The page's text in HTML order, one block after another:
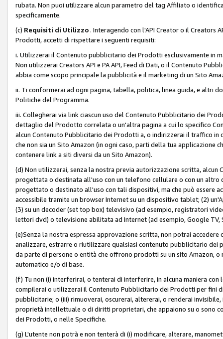
rubata. Non puoi utilizzare alcun parametro del tag Affiliato o
specificamente.
(c) Requisiti di Utilizzo . Interagendo con l'API Creator o il Creators
Prodotti, accetti di rispettare i seguenti requisiti:
i. Utilizzerai il Contenuto pubblicitario dei Prodotti esclusivamente in
Non utilizzerai Creators API e PA API, Feed di Dati, o il Contenuto
abbia come scopo principale la pubblicità e il marketing di un Sito
ii. Ti conformerai ad ogni pagina, tabella, politica, linea guida, e altri
Politiche del Programma.
iii. Collegherai via link ciascun uso del Contenuto Pubblicitario dei
dettaglio del Prodotto correlata o un'altra pagina a cui lo specifico
alcun Contenuto Pubblicitario dei Prodotti a, o indirizzerai il traffico in
che non sia un Sito Amazon (in ogni caso, parti della tua
contenere link a siti diversi da un Sito Amazon).
(d) Non utilizzerai, senza la nostra previa autorizzazione scritta,
progettata o destinata all'uso con un telefono cellulare o con un
progettato o destinato all'uso con tali dispositivi, ma che può essere
accessibile tramite un browser Internet su un dispositivo tablet; (2)
(3) su un decoder (set top box) televisivo (ad esempio, registratori
lettori dvd) o televisione abilitata ad Internet (ad esempio, Google TV,
(e)Senza la nostra espressa approvazione scritta, non potrai
analizzare, estrarre o riutilizzare qualsiasi contenuto pubblicitario
da parte di persone o entità che offrono prodotti su un sito Amazon,
automatico e/o di base.
(f) Tu non (i) interferirai, o tenterai di interferire, in alcuna maniera
compilerai o utilizzerai il Contenuto Pubblicitario dei Prodotti per
pubblicitarie; o (iii) rimuoverai, oscurerai, altererai, o renderai
proprietà intellettuale o di diritti proprietari, che appaiono su o sono
dei Prodotti, o nelle Specifiche.
(g) L'utente non potrà e non tenterà di (i) modificare, alterare,